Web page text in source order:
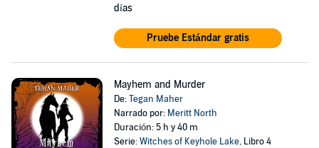
días
Pruebe Estándar gratis
Mayhem and Murder
De:Tegan Maher
Narrado por: Meritt North
Duración: 5 h y 40 m
Serie:Witches of Keyhole Lake, Libro 4